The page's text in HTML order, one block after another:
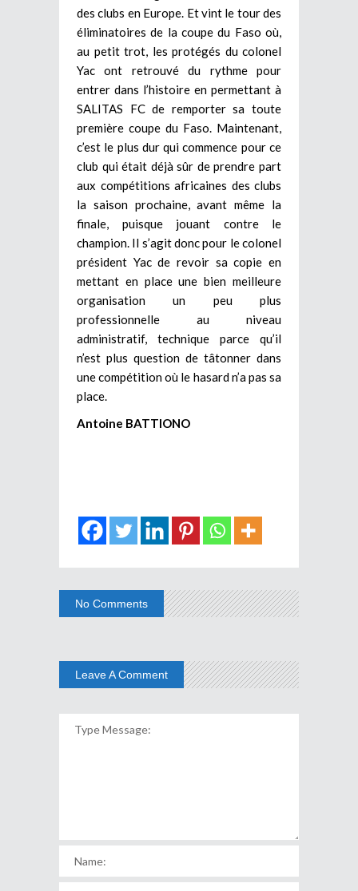
des clubs en Europe. Et vint le tour des
éliminatoires de la coupe du Faso où,
au petit trot, les protégés du colonel
Yac ont retrouvé du rythme pour
entrer dans l’histoire en permettant à
SALITAS FC de remporter sa toute
première coupe du Faso. Maintenant,
c’est le plus dur qui commence pour ce
club qui était déjà sûr de prendre part
aux compétitions africaines des clubs
la saison prochaine, avant même la
finale, puisque jouant contre le
champion. Il s’agit donc pour le colonel
président Yac de revoir sa copie en
mettant en place une bien meilleure
organisation un peu plus
professionnelle au niveau
administratif, technique parce qu’il
n’est plus question de tâtonner dans
une compétition où le hasard n’a pas sa
place.
Antoine BATTIONO
No Comments
Leave A Comment